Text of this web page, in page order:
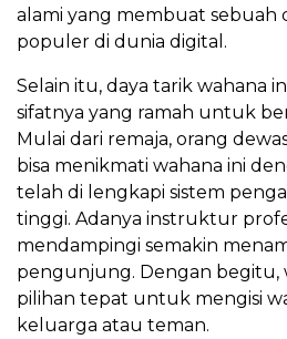
alami yang membuat sebuah
populer di dunia digital.
Selain itu, daya tarik wahana
sifatnya yang ramah untuk
Mulai dari remaja, orang
bisa menikmati wahana ini
telah di lengkapi sistem
tinggi. Adanya instruktur
mendampingi semakin
pengunjung. Dengan begitu,
pilihan tepat untuk mengisi
keluarga atau teman.